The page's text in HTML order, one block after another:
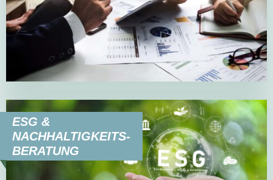
ESG &
NACHHALTIGKEITS-
BERATUNG